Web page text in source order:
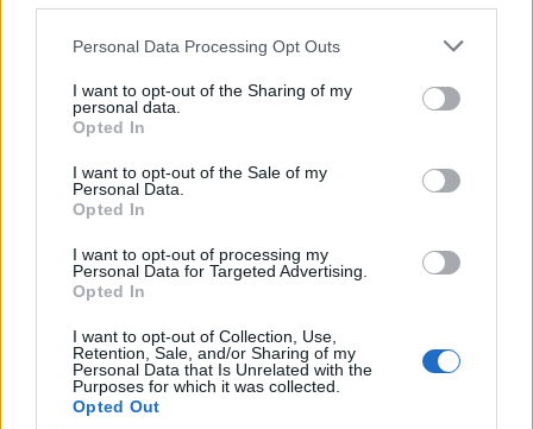
Personal Data Processing Opt Outs
I want to opt-out of the Sharing of my
personal data.
Opted In
I want to opt-out of the Sale of my
Personal Data.
Opted In
I want to opt-out of processing my
Personal Data for Targeted Advertising.
Opted In
I want to opt-out of Collection, Use,
Retention, Sale, and/or Sharing of my
Personal Data that Is Unrelated with the
Purposes for which it was collected.
Opted Out